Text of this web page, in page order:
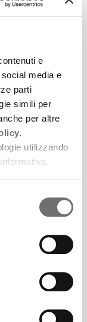
e
media e
parti
simili per
per altre
utilizzando